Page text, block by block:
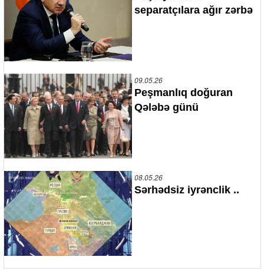
separatçılara ağır zərbə
09.05.26
Peşmanlıq doğuran
Qələbə günü
08.05.26
Sərhədsiz iyrənclik ..